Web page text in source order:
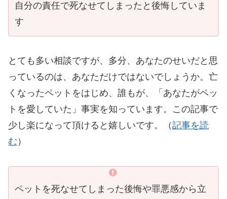
自分の責任で死なせてしまったと後悔していま
す
とても多い相談ですが、多分、あなたのせいだと思
っているのは、あなただけではないでしょうか。亡
くなったペットをはじめ、誰もが、「あなたがペッ
トを愛していた」事実を知っています。この記事で
少し楽になって頂けると嬉しいです。（記事を読
む ）
ペットを死なせてしまった後悔や罪悪感から立